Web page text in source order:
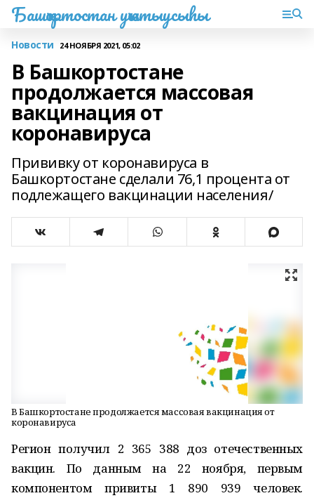
Башҡортостан уҡытыусыһы
Новости 24 НОЯБРЯ 2021, 05:02
В Башкортостане
продолжается массовая
вакцинация от
коронавируса
Прививку от коронавируса в
Башкортостане сделали 76,1 процента от
подлежащего вакцинации населения/
В Башкортостане продолжается массовая вакцинация от
коронавируса
Регион получил 2 365 388 доз отечественных
вакцин. По данным на 22 ноября, первым
компонентом привиты 1 890 939 человек.